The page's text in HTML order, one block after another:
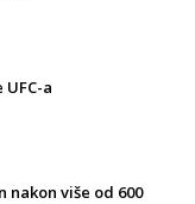
UFC-a
više od 600